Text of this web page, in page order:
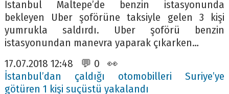
İstanbul Maltepe’de benzin istasyonunda
bekleyen Uber şoförüne taksiyle gelen 3 kişi
yumrukla saldırdı. Uber şoförü benzin
istasyonundan manevra yaparak çıkarken…
17.07.2018 12:48 💬 0 👀
İstanbul’dan çaldığı otomobilleri Suriye’ye
götüren 1 kişi suçüstü yakalandı